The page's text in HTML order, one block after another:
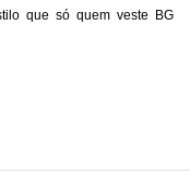
que só quem veste BG